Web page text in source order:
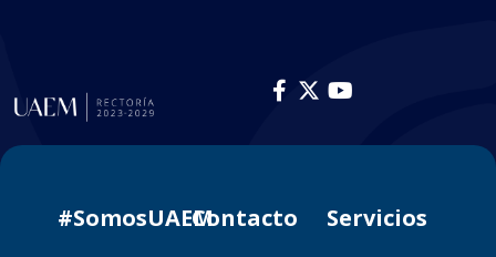
#SomosUAEMContacto​ Servicios